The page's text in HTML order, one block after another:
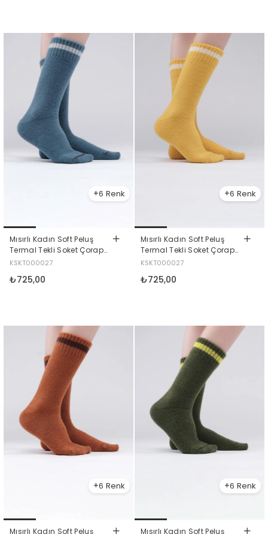
6
Mısırlı Kadın Soft Peluş
Termal Tekli Soket Çorap
Petrol Mavisi
KSKT000027
₺725,00
6
Mısırlı Kadın Soft Peluş
Termal Tekli Soket Çorap
Koyu Sarı
KSKT000027
₺725,00
6
Mısırlı Kadın Soft Peluş
6
Mısırlı Kadın Soft Peluş